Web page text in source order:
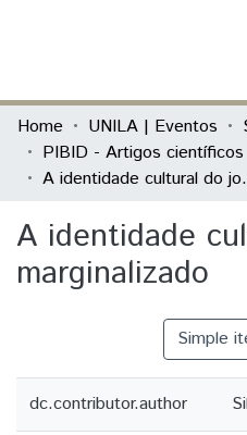
Communities & Collections
All of DSpace
Home UNILA | Eventos
PIBID - Artigos científicos
A
A identidade
marginalizado
Simple
dc.contributor.author